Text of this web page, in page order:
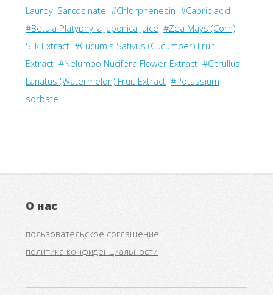
Lauroyl Sarcosinate #Chlorphenesin #Capric acid
#Betula Platyphylla Japonica Juice #Zea Mays (Corn)
Silk Extract #Cucumis Sativus (Cucumber) Fruit
Extract #Nelumbo Nucifera Flower Extract #Citrullus
Lanatus (Watermelon) Fruit Extract #Potassium
sorbate.
О нас
пользовательское соглашение
политика конфиденциальности